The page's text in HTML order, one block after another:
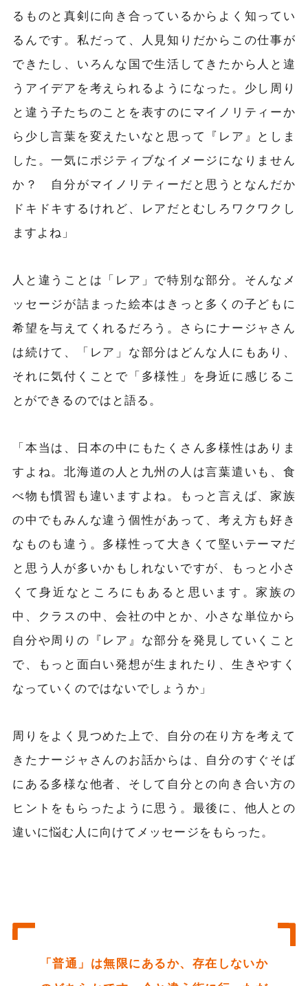
るものと真剣に向き合っているからよく知ってい
るんです。私だって、人見知りだからこの仕事が
できたし、いろんな国で生活してきたから人と違
うアイデアを考えられるようになった。少し周り
と違う子たちのことを表すのにマイノリティーか
ら少し言葉を変えたいなと思って『レア』としま
した。一気にポジティブなイメージになりません
か？ 自分がマイノリティーだと思うとなんだか
ドキドキするけれど、レアだとむしろワクワクし
ますよね」
人と違うことは「レア」で特別な部分。そんなメ
ッセージが詰まった絵本はきっと多くの子どもに
希望を与えてくれるだろう。さらにナージャさん
は続けて、「レア」な部分はどんな人にもあり、
それに気付くことで「多様性」を身近に感じるこ
とができるのではと語る。
「本当は、日本の中にもたくさん多様性はありま
すよね。北海道の人と九州の人は言葉遣いも、食
べ物も慣習も違いますよね。もっと言えば、家族
の中でもみんな違う個性があって、考え方も好き
なものも違う。多様性って大きくて堅いテーマだ
と思う人が多いかもしれないですが、もっと小さ
くて身近なところにもあると思います。家族の
中、クラスの中、会社の中とか、小さな単位から
自分や周りの『レア』な部分を発見していくこと
で、もっと面白い発想が生まれたり、生きやすく
なっていくのではないでしょうか」
周りをよく見つめた上で、自分の在り方を考えて
きたナージャさんのお話からは、自分のすぐそば
にある多様な他者、そして自分との向き合い方の
ヒントをもらったように思う。最後に、他人との
違いに悩む人に向けてメッセージをもらった。
「普通」は無限にあるか、存在しないか